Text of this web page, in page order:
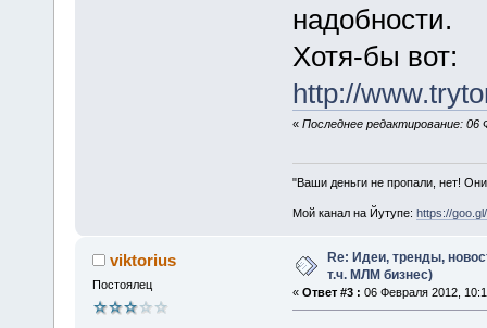
надобности.
Хотя-бы вот:
http://
« Последнее редактирование: 06
"Ваши деньги не пропали, нет!
Мой канал на Йутупе: https://
viktorius
Постоялец
Re: Идеи, тренды,
т.ч. МЛМ бизнес)
« Ответ #3 : 06 Февраля 2012,